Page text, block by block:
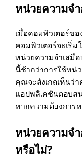
หน่วยความจํ
เมื่อคอมพิวเตอร์ข
คอมพิวเตอร์จะเริ่ม
หน่วยความจําเสมื
นี้ช้ากว่าการใช้หน่
คุณจะสังเกตเห็นว่
แอปพลิเคชันตอบส
หากความต้องการ
หน่วยความจํ
หรือไม่?